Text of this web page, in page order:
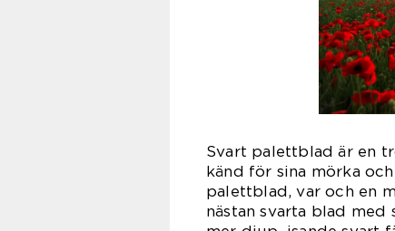
Svart palettblad är en
känd för sina mörka
palettblad, var och en
nästan svarta blad